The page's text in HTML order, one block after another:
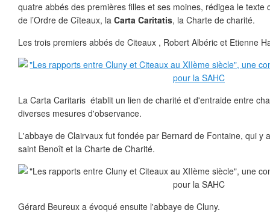
quatre abbés des premières filles et ses moines, rédigea le texte
de l’Ordre de Cîteaux, la Carta Caritatis, la Charte de charité.
Les trois premiers abbés de Citeaux , Robert Albéric et Etienne
La Carta Caritaris établit un lien de charité et d'entraide entre
diverses mesures d'observance.
L'abbaye de Clairvaux fut fondée par Bernard de Fontaine, qui y
saint Benoît et la Charte de Charité.
Gérard Beureux a évoqué ensuite l'abbaye de Cluny.